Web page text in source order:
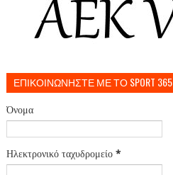
ΕΠΙΚΟΙΝΩΝΗΣΤΕ ΜΕ ΤΟ SPORT 365
Όνομα
Ηλεκτρονικό ταχυδρομείο *